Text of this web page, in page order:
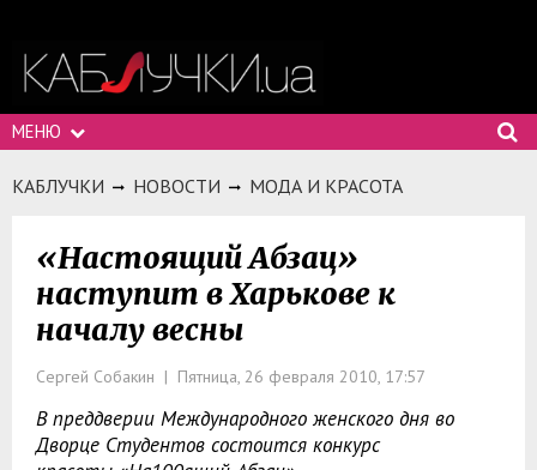
МЕНЮ
КАБЛУЧКИ НОВОСТИ МОДА И КРАСОТА
«Настоящий Абзац»
наступит в Харькове к
началу весны
Сергей Собакин | Пятница, 26 февраля 2010, 17:57
В преддверии Международного женского дня во
Дворце Студентов состоится конкурс